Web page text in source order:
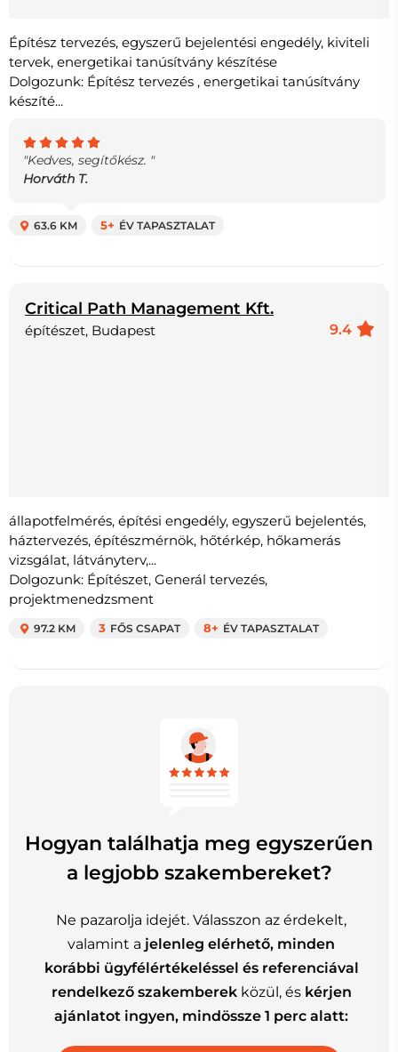
Építész tervezés, egyszerű bejelentési engedély, kiviteli
tervek, energetikai tanúsítvány készítése
Dolgozunk: Építész tervezés , energetikai tanúsítvány
készíté...
"Kedves, segítőkész. "
Horváth T.
63.6 KM 5+ ÉV TAPASZTALAT
Critical Path Management Kft.
9.4
építészet, Budapest
állapotfelmérés, építési engedély, egyszerű bejelentés,
háztervezés, építészmérnök, hőtérkép, hőkamerás
vizsgálat, látványterv,...
Dolgozunk: Építészet, Generál tervezés,
projektmenedzsment
97.2 KM 3 FŐS CSAPAT 8+ ÉV TAPASZTALAT
Hogyan találhatja meg egyszerűen
a legjobb szakembereket?
Ne pazarolja idejét. Válasszon az érdekelt,
valamint a jelenleg elérhető, minden
korábbi ügyfélértékeléssel és referenciával
rendelkező szakemberekközül, és kérjen
ajánlatot ingyen, mindössze 1 perc alatt: